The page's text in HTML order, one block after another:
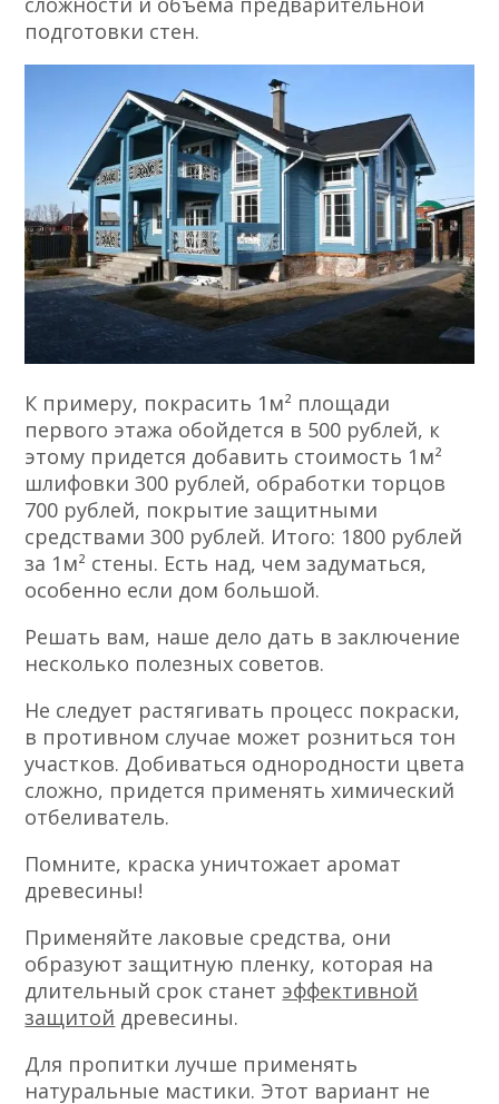
подготовки стен.
К примеру, покрасить 1м² площади
первого этажа обойдется в 500 рублей, к
этому придется добавить стоимость 1м²
шлифовки 300 рублей, обработки торцов
700 рублей, покрытие защитными
средствами 300 рублей. Итого: 1800 рублей
за 1м² стены. Есть над, чем задуматься,
особенно если дом большой.
Решать вам, наше дело дать в заключение
несколько полезных советов.
Не следует растягивать процесс покраски,
в противном случае может розниться тон
участков. Добиваться однородности цвета
сложно, придется применять химический
отбеливатель.
Помните, краска уничтожает аромат
древесины!
Применяйте лаковые средства, они
образуют защитную пленку, которая на
длительный срок станет эффективной
защитой древесины.
Для пропитки лучше применять
натуральные мастики. Этот вариант не